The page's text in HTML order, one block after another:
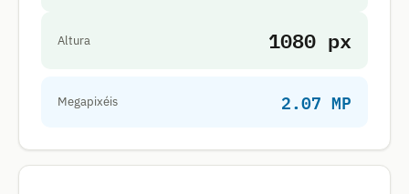
Altura 1080 px
Megapixéis 2.07 MP